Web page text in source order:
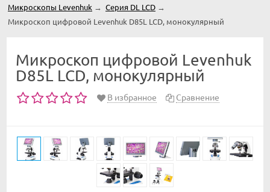
Микроскопы Levenhuk → Серия DL LCD →
Микроскоп цифровой Levenhuk D85L LCD, монокулярный
Микроскоп цифровой Levenhuk
D85L LCD, монокулярный
В избранное Сравнение